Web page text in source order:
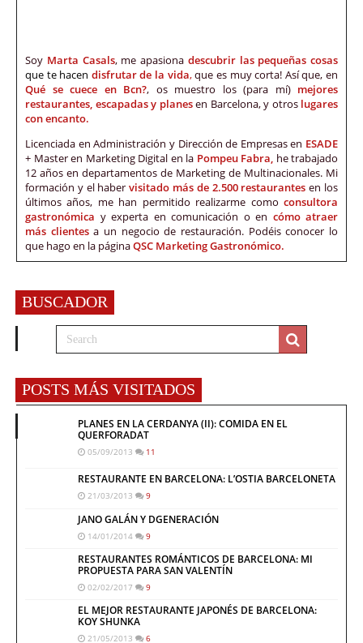
Soy Marta Casals, me apasiona descubrir las pequeñas cosas
que te hacen disfrutar de la vida,que es muy corta! Así que, en
Qué se cuece en Bcn?, os muestro los (para mí) mejores
restaurantes, escapadas y planesen Barcelona, y otros lugares
con encanto.
Licenciada en Administración y Dirección de Empresas en ESADE
+ Master en Marketing Digital en la Pompeu Fabra, he trabajado
12 años en departamentos de Marketing de Multinacionales. Mi
formación y el habervisitado más de 2.500 restaurantes en los
últimos años, me han permitido realizarme como consultora
gastronómica y experta en comunicación o en cómo atraer
más clientes a un negocio de restauración. Podéis conocer lo
que hago en la páginaQSC Marketing Gastronómico.
BUSCADOR
POSTS MÁS VISITADOS
PLANES EN LA CERDANYA (II): COMIDA EN EL
QUERFORADAT
05/09/2013 11
RESTAURANTE EN BARCELONA: L’OSTIA BARCELONETA
21/03/2013 9
JANO GALÁN Y DGENERACIÓN
14/01/2014 9
RESTAURANTES ROMÁNTICOS DE BARCELONA: MI
PROPUESTA PARA SAN VALENTÍN
02/02/2017 9
EL MEJOR RESTAURANTE JAPONÉS DE BARCELONA:
KOY SHUNKA
21/05/2013 6